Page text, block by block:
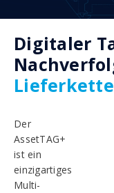
Digitaler
Der
AssetTAG+
ist ein
einzigartiges
Multi-